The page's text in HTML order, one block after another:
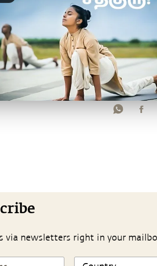
via newsletters right in your